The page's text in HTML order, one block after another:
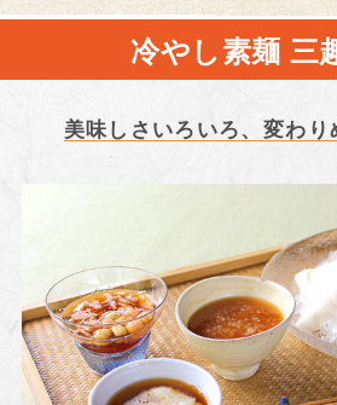
冷やし素麺 三
美味しさいろいろ、変わり